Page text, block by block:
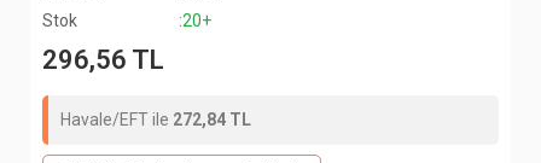
Stok
:20+
296,56 TL
Havale/EFT ile 272,84 TL